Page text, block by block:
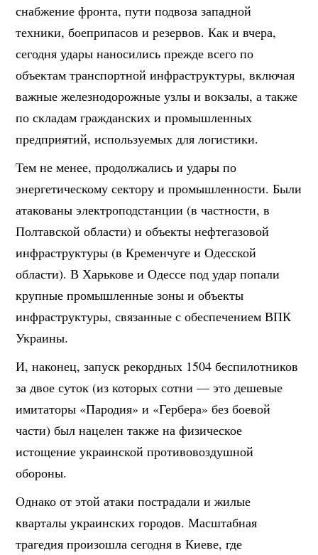
снабжение фронта, пути подвоза западной
техники, боеприпасов и резервов. Как и вчера,
сегодня удары наносились прежде всего по
объектам транспортной инфраструктуры, включая
важные железнодорожные узлы и вокзалы, а также
по складам гражданских и промышленных
предприятий, используемых для логистики.
Тем не менее, продолжались и удары по
энергетическому сектору и промышленности. Были
атакованы электроподстанции (в частности, в
Полтавской области) и объекты нефтегазовой
инфраструктуры (в Кременчуге и Одесской
области). В Харькове и Одессе под удар попали
крупные промышленные зоны и объекты
инфраструктуры, связанные с обеспечением ВПК
Украины.
И, наконец, запуск рекордных 1504 беспилотников
за двое суток (из которых сотни — это дешевые
имитаторы «Пародия» и «Гербера» без боевой
части) был нацелен также на физическое
истощение украинской противовоздушной
обороны.
Однако от этой атаки пострадали и жилые
кварталы украинских городов. Масштабная
трагедия произошла сегодня в Киеве, где